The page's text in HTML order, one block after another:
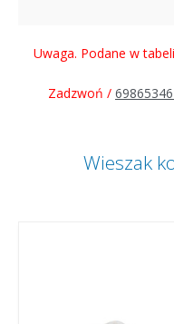
Uwaga. Podane w
Zadzwoń /
Wieszak